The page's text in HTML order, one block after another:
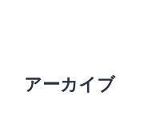
アーカイブ